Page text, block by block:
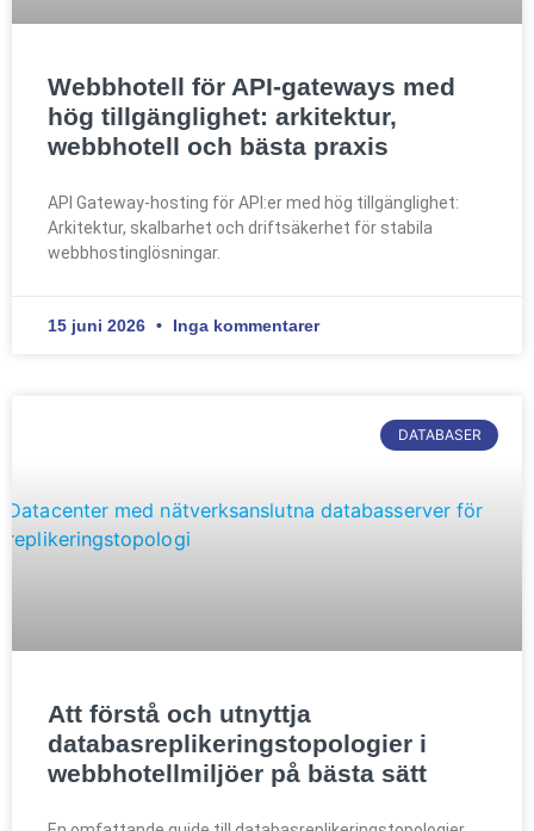
Webbhotell för API-gateways med
hög tillgänglighet: arkitektur,
webbhotell och bästa praxis
API Gateway-hosting för API:er med hög tillgänglighet:
Arkitektur, skalbarhet och driftsäkerhet för stabila
webbhostinglösningar.
15 juni 2026 Inga kommentarer
DATABASER
Att förstå och utnyttja
databasreplikeringstopologier i
webbhotellmiljöer på bästa sätt